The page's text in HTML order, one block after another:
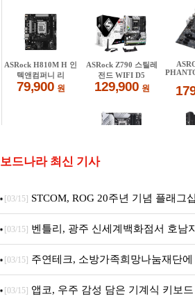
보드나라 최신 기사
[03/15] STCOM, ROG 20주년 기념 플래그
Crosshair X870E EDITION 20 국내 출시
[03/15] 벤틀리, 광주 신세계백화점서 호남
픈
[03/15] 주연테크, 소방가족희망나눔재단
니터·스마트 펫 침대 기부
[03/15] 앱코, 우주 감성 담은 기계식 키보